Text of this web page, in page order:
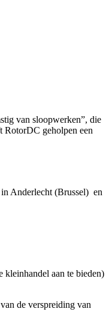
van sloopwerken”, die
RotorDC geholpen een
Anderlecht (Brussel) en
aan te bieden)
de verspreiding van